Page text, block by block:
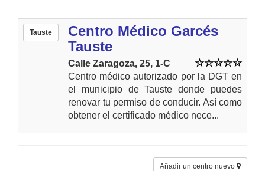
Tauste
Centro Médico Garcés
Tauste
Calle Zaragoza, 25, 1-C
Centro médico autorizado por la DGT en
el municipio de Tauste donde puedes
renovar tu permiso de conducir. Así como
obtener el certificado médico nece...
Añadir un centro nuevo